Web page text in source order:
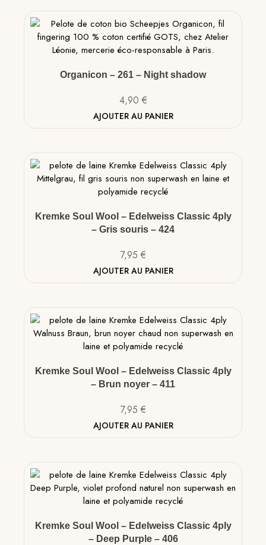
Organicon – 261 – Night shadow
4,90 €
AJOUTER AU PANIER
Kremke Soul Wool – Edelweiss Classic 4ply
– Gris souris – 424
7,95 €
AJOUTER AU PANIER
Kremke Soul Wool – Edelweiss Classic 4ply
– Brun noyer – 411
7,95 €
AJOUTER AU PANIER
Kremke Soul Wool – Edelweiss Classic 4ply
– Deep Purple – 406